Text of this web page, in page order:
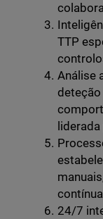
TTP
Análise
deteção
24/7